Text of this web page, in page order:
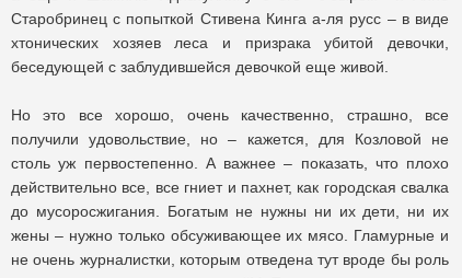
Старобринец с попыткой Стивена Кинга а-ля русс – в виде
хтонических хозяев леса и призрака убитой девочки,
беседующей с заблудившейся девочкой еще живой.
Но это все хорошо, очень качественно, страшно, все
получили удовольствие, но – кажется, для Козловой не
столь уж первостепенно. А важнее – показать, что плохо
действительно все, все гниет и пахнет, как городская свалка
до мусоросжигания. Богатым не нужны ни их дети, ни их
жены – нужно только обсуживающее их мясо. Гламурные и
не очень журналистки, которым отведена тут вроде бы роль